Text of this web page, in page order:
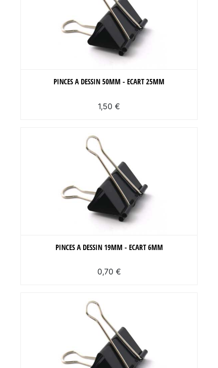
PINCES A DESSIN 50MM - ECART 25MM
1,50 €
PINCES A DESSIN 19MM - ECART 6MM
0,70 €